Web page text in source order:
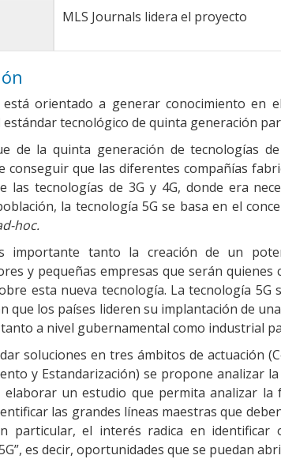
MLS Journals lidera el proyecto
orientado a generar conocimiento en
estándar tecnológico de quinta generación
de la quinta generación de tecnologías
conseguir que las diferentes compañías
las tecnologías de 3G y 4G, donde era
la tecnología 5G se basa en el
hoc.
importante tanto la creación de un
y pequeñas empresas que serán
esta nueva tecnología. La tecnología
que los países lideren su implantación de
a nivel gubernamental como industrial
soluciones en tres ámbitos de actuación
y Estandarización) se propone analizar
elaborar un estudio que permita analizar la
las grandes líneas maestras que
particular, el interés radica en identificar
es decir, oportunidades que se puedan